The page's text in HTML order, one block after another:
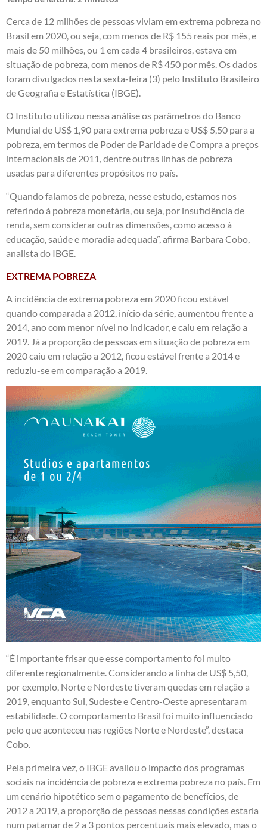
Cerca de 12 milhões de pessoas viviam em extrema pobreza no
Brasil em 2020, ou seja, com menos de R$ 155 reais por mês, e
mais de 50 milhões, ou 1 em cada 4 brasileiros, estava em
situação de pobreza, com menos de R$ 450 por mês. Os dados
foram divulgados nesta sexta-feira (3) pelo Instituto Brasileiro
de Geografia e Estatística (IBGE).
O Instituto utilizou nessa análise os parâmetros do Banco
Mundial de US$ 1,90 para extrema pobreza e US$ 5,50 para a
pobreza, em termos de Poder de Paridade de Compra a preços
internacionais de 2011, dentre outras linhas de pobreza
usadas para diferentes propósitos no país.
“Quando falamos de pobreza, nesse estudo, estamos nos
referindo à pobreza monetária, ou seja, por insuficiência de
renda, sem considerar outras dimensões, como acesso à
educação, saúde e moradia adequada”, afirma Barbara Cobo,
analista do IBGE.
EXTREMA POBREZA
A incidência de extrema pobreza em 2020 ficou estável
quando comparada a 2012, início da série, aumentou frente a
2014, ano com menor nível no indicador, e caiu em relação a
2019. Já a proporção de pessoas em situação de pobreza em
2020 caiu em relação a 2012, ficou estável frente a 2014 e
reduziu-se em comparação a 2019.
“É importante frisar que esse comportamento foi muito
diferente regionalmente. Considerando a linha de US$ 5,50,
por exemplo, Norte e Nordeste tiveram quedas em relação a
2019, enquanto Sul, Sudeste e Centro-Oeste apresentaram
estabilidade. O comportamento Brasil foi muito influenciado
pelo que aconteceu nas regiões Norte e Nordeste”, destaca
Cobo.
Pela primeira vez, o IBGE avaliou o impacto dos programas
sociais na incidência de pobreza e extrema pobreza no país. Em
um cenário hipotético sem o pagamento de benefícios, de
2012 a 2019, a proporção de pessoas nessas condições estaria
num patamar de 2 a 3 pontos percentuais mais elevado, mas o